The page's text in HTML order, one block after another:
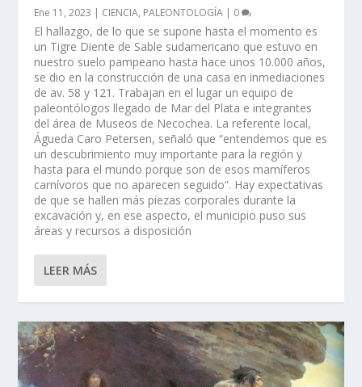
Ene 11, 2023 | CIENCIA, PALEONTOLOGÍA | 0
El hallazgo, de lo que se supone hasta el momento es
un Tigre Diente de Sable sudamericano que estuvo en
nuestro suelo pampeano hasta hace unos 10.000 años,
se dio en la construcción de una casa en inmediaciones
de av. 58 y 121. Trabajan en el lugar un equipo de
paleontólogos llegado de Mar del Plata e integrantes
del área de Museos de Necochea. La referente local,
Águeda Caro Petersen, señaló que “entendemos que es
un descubrimiento muy importante para la región y
hasta para el mundo porque son de esos mamíferos
carnívoros que no aparecen seguido”. Hay expectativas
de que se hallen más piezas corporales durante la
excavación y, en ese aspecto, el municipio puso sus
áreas y recursos a disposición
LEER MÁS